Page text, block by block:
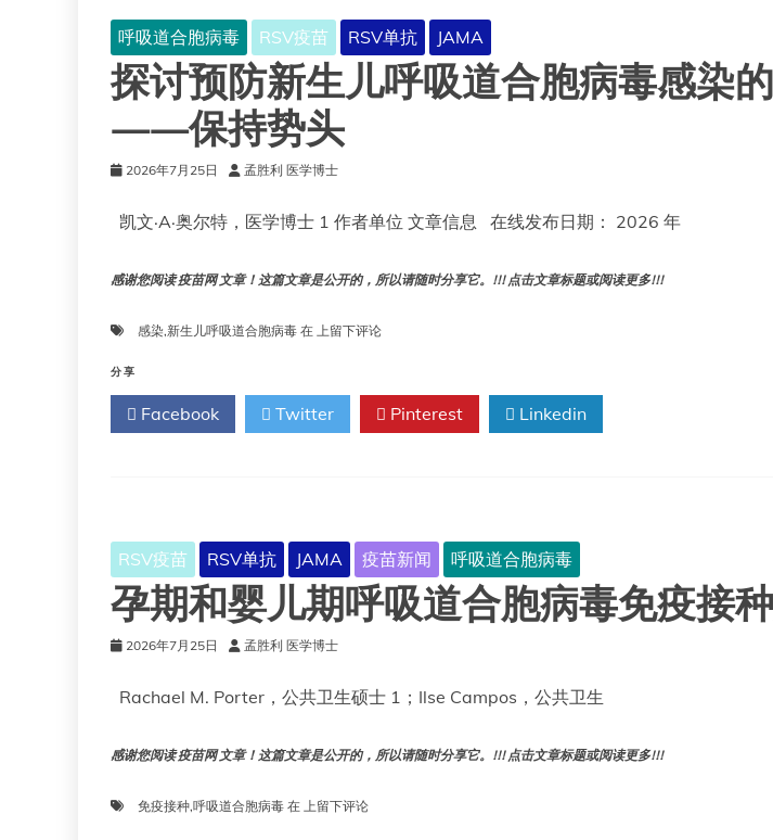
和
家
长
更
倾
向
给
妇
RSV
苗，
是
给
婴
体
疫
苗。
呼吸道合胞病毒 RSV疫苗 RSV单抗 JAMA
探讨预防新生儿呼吸道合胞病毒感染
——保持势头
2026年7月25日 孟胜利 医学博士
凯文·A·奥尔特，医学博士 1 作者单位 文章信息 在线发布日期： 2026 年
感谢您阅读 疫苗网 文章！这篇文章是公开的，所以请随时分享它。!!! 点击文章标题或阅读更多!!!
感染,新生儿呼吸道合胞病毒 在 探
防
新
生
合
胞
病
毒
染
潜
碍
保
上留下评论
分享
Facebook Twitter Pinterest Linkedin
RSV疫苗 RSV单抗 JAMA 疫苗新闻 呼吸道合胞病毒
孕期和婴儿期呼吸道合胞病毒免疫接
2026年7月25日 孟胜利 医学博士
Rachael M. Porter，公共卫生硕士 1；Ilse Campos，公共卫生
感谢您阅读 疫苗网 文章！这篇文章是公开的，所以请随时分享它。!!! 点击文章标题或阅读更多!!!
免疫接种,呼吸道合胞病毒 在 孕
上留下评论